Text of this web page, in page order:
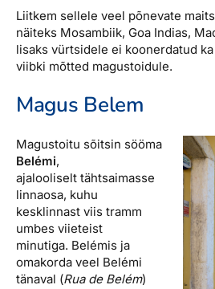
Liitkem sellele veel põnevate
näiteks Mosambiik, Goa Indias,
lisaks vürtsidele ei koonerdatud
viibki mõtted magustoidule.
Magus Belem
Magustoitu sõitsin sööma
Belémi,
ajalooliselt tähtsaimasse
linnaosa, kuhu
kesklinnast viis tramm
umbes viieteist
minutiga. Belémis ja
omakorda veel Belémi
tänaval (Rua de Belém)